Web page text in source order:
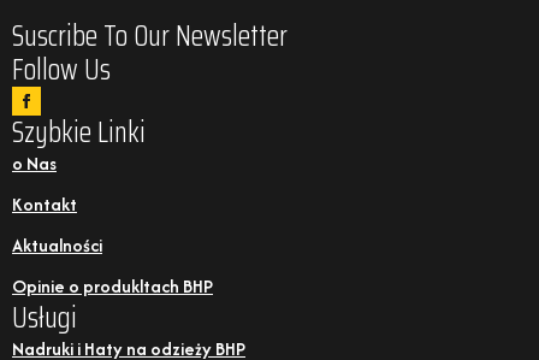
Suscribe To Our Newsletter
Follow Us
Szybkie Linki
o Nas
Kontakt
Aktualności
Opinie o produkltach BHP
Usługi
Nadruki i Haty na odzieży BHP